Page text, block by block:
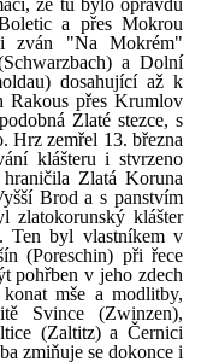
že tu bylo opravdu
a přes Mokrou
zván "Na Mokrém"
a Dolní
dosahující až k
Rakous přes Krumlov
Zlaté stezce, s
Hrz zemřel 13. března
klášteru i stvrzeno
Zlatá Koruna
Brod a s panstvím
zlatokorunský klášter
Ten byl vlastníkem v
(Poreschin) při řece
pohřben v jeho zdech
mše a modlitby,
Svince (Zwinzen),
(Zaltitz) a Černici
zmiňuje se dokonce i